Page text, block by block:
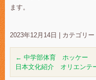
ます。
2023年12月14日 カテゴリー
← 中学部体育 ホッケー
日本文化紹介 オリエンテ